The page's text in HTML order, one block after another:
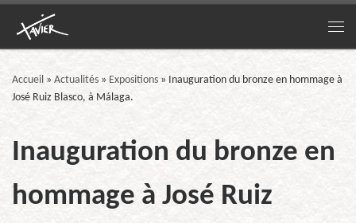
Passer au contenu
Accueil » Actualités » Expositions » Inauguration du bronze en hommage à
José Ruiz Blasco, à Málaga.
Inauguration du bronze en
hommage à José Ruiz